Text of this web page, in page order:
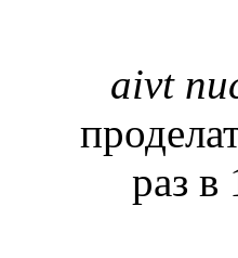
aivt
раз в